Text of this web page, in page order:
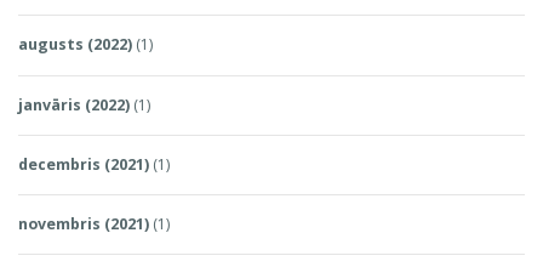
augusts (2022) (1)
janvāris (2022) (1)
decembris (2021) (1)
novembris (2021) (1)